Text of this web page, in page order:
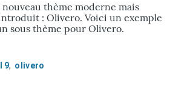
thème moderne mais
: Olivero. Voici un exemple
sous thème pour Olivero.
9 olivero